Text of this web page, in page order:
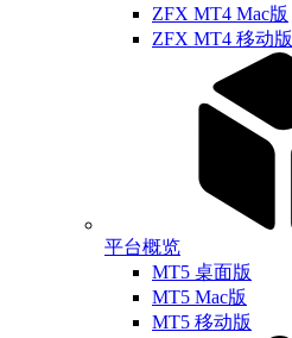
ZFX MT4 Mac版
ZFX MT4 移动版
平台概览
MT5 桌面版
MT5 Mac版
MT5 移动版